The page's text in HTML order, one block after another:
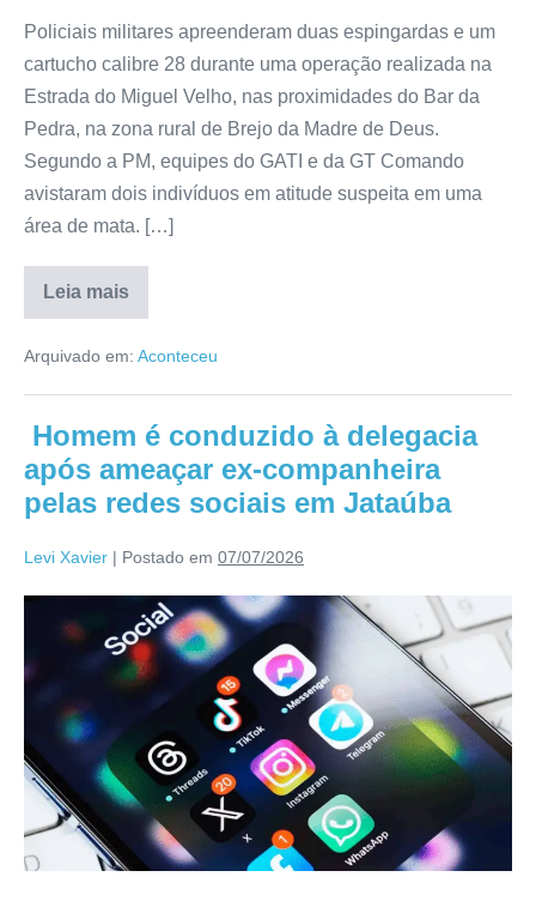
Policiais militares apreenderam duas espingardas e um
cartucho calibre 28 durante uma operação realizada na
Estrada do Miguel Velho, nas proximidades do Bar da
Pedra, na zona rural de Brejo da Madre de Deus.
Segundo a PM, equipes do GATI e da GT Comando
avistaram dois indivíduos em atitude suspeita em uma
área de mata. […]
Leia mais
Arquivado em: Aconteceu
Homem é conduzido à delegacia
após ameaçar ex-companheira
pelas redes sociais em Jataúba
Levi Xavier | Postado em 07/07/2026